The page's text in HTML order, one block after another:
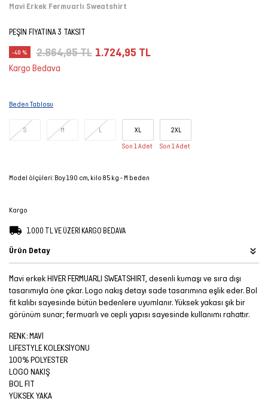
Mavi Erkek Fermuarlı Sweatshirt
PEŞİN FİYATINA 3 TAKSİT
-40 % 2.864,95 TL 1.724,95 TL
Kargo Bedava
Beden Tablosu
S M L XL
Son 1 Adet
2XL
Son 1 Adet
Model ölçüleri: Boy 190 cm, kilo 85 kg - M beden
Kargo
1.000 TL VE ÜZERİ KARGO BEDAVA
Ürün Detay
Mavi erkek HIVER FERMUARLI SWEATSHIRT, desenli kumaşı ve sıra dışı
tasarımıyla öne çıkar. Logo nakış detayı sade tasarımına eşlik eder. Bol
fit kalıbı sayesinde bütün bedenlere uyumlanır. Yüksek yakası şık bir
görünüm sunar; fermuarlı ve cepli yapısı sayesinde kullanımı rahattır.
RENK: MAVİ
LIFESTYLE KOLEKSİYONU
100% POLYESTER
LOGO NAKIŞ
BOL FIT
YÜKSEK YAKA